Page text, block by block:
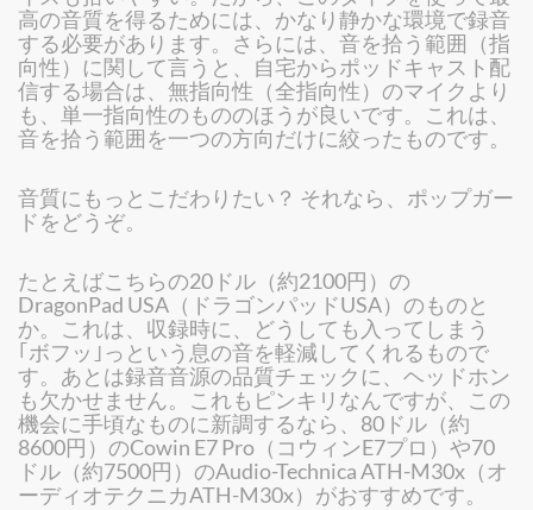
高の音質を得るためには、かなり静かな環境で録音
する必要があります。さらには、音を拾う範囲（指
向性）に関して言うと、自宅からポッドキャスト配
信する場合は、無指向性（全指向性）のマイクより
も、単一指向性のもののほうが良いです。これは、
音を拾う範囲を一つの方向だけに絞ったものです。
音質にもっとこだわりたい？ それなら、ポップガー
ドをどうぞ。
たとえばこちらの20ドル（約2100円）の
DragonPad USA（ドラゴンパッドUSA）のものと
か。これは、収録時に、どうしても入ってしまう
｢ボフッ｣っという息の音を軽減してくれるもので
す。あとは録音音源の品質チェックに、ヘッドホン
も欠かせません。これもピンキリなんですが、この
機会に手頃なものに新調するなら、80ドル（約
8600円）のCowin E7 Pro（コウィンE7プロ）や70
ドル（約7500円）のAudio-Technica ATH-M30x（オ
ーディオテクニカATH-M30x）がおすすめです。